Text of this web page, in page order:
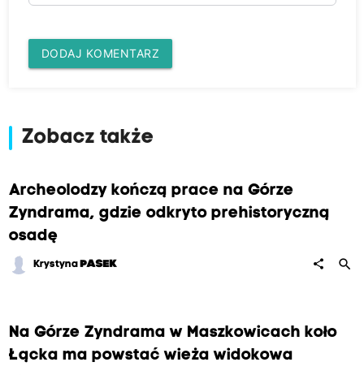
DODAJ KOMENTARZ
Zobacz także
Archeolodzy kończą prace na Górze
Zyndrama, gdzie odkryto prehistoryczną
osadę
Krystyna PASEK share search
Na Górze Zyndrama w Maszkowicach koło
Łącka ma powstać wieża widokowa